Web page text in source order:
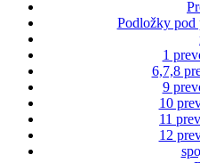
Podložky pod
1
6,7,8
9
10
11
12